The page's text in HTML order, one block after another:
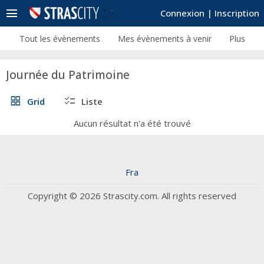
Connexion | Inscription
menu
Tout les évènements Mes évènements à venir Plus
Journée du Patrimoine
grid_view Grid checklist Liste
Aucun résultat n'a été trouvé
Fra
Copyright © 2026 Strascity.com. All rights reserved